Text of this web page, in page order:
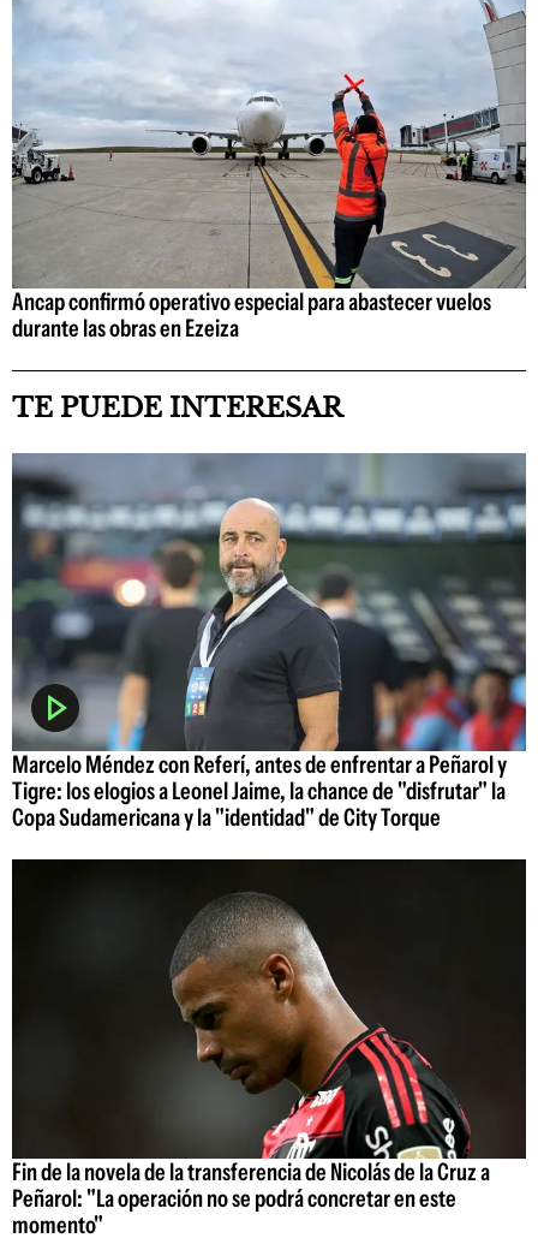
Ancap confirmó operativo especial para abastecer vuelos
durante las obras en Ezeiza
TE PUEDE INTERESAR
Marcelo Méndez con Referí, antes de enfrentar a Peñarol y
Tigre: los elogios a Leonel Jaime, la chance de "disfrutar" la
Copa Sudamericana y la "identidad" de City Torque
Fin de la novela de la transferencia de Nicolás de la Cruz a
Peñarol: "La operación no se podrá concretar en este
momento"